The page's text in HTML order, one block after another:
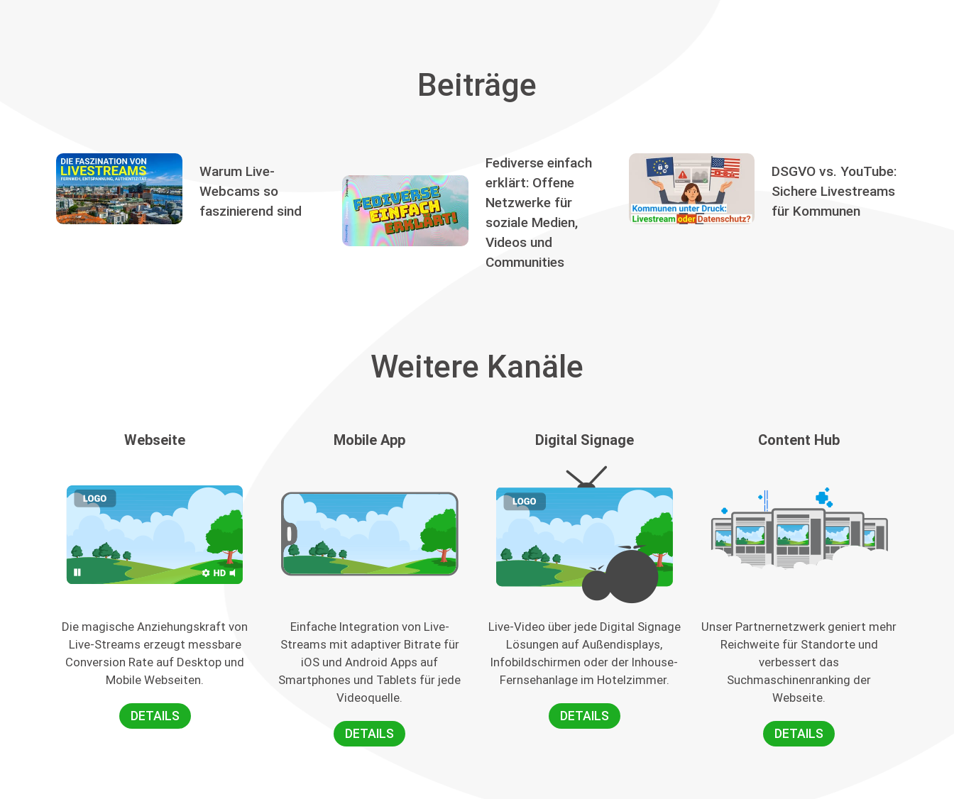
Beiträge
Warum Live-
Webcams so
faszinierend sind
Fediverse einfach
erklärt: Offene
Netzwerke für
soziale Medien,
Videos und
Communities
DSGVO vs. YouTube:
Sichere Livestreams
für Kommunen
Weitere Kanäle
Webseite
Die magische Anziehungskraft von
Live-Streams erzeugt messbare
Conversion Rate auf Desktop und
Mobile Webseiten.
DETAILS
Mobile App
Einfache Integration von Live-
Streams mit adaptiver Bitrate für
iOS und Android Apps auf
Smartphones und Tablets für jede
Videoquelle.
DETAILS
Digital Signage
Live-Video über jede Digital Signage
Lösungen auf Außendisplays,
Infobildschirmen oder der Inhouse-
Fernsehanlage im Hotelzimmer.
DETAILS
Content Hub
Unser Partnernetzwerk geniert mehr
Reichweite für Standorte und
verbessert das
Suchmaschinenranking der
Webseite.
DETAILS